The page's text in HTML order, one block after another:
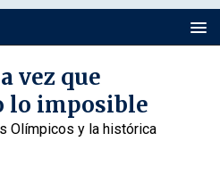
vez que
lo imposible
Olímpicos y la histórica